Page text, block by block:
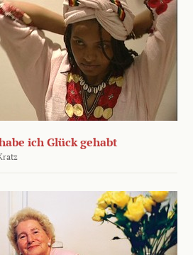
ich Glück gehabt